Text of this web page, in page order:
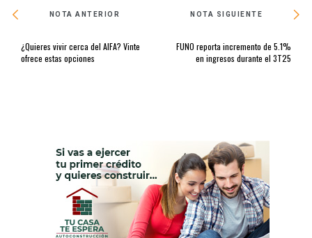
NOTA ANTERIOR
¿Quieres vivir cerca del AIFA? Vinte
ofrece estas opciones
NOTA SIGUIENTE
FUNO reporta incremento de 5.1%
en ingresos durante el 3T25